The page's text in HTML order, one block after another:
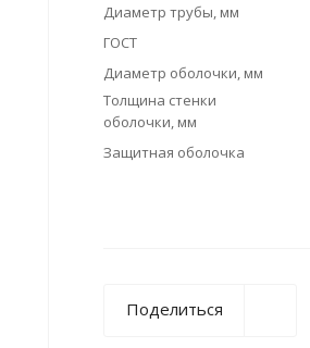
Диаметр трубы, мм
ГОСТ
Диаметр оболочки, мм
Толщина стенки
оболочки, мм
Защитная оболочка
Поделиться